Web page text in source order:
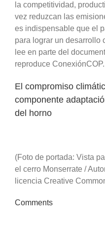
la competitividad,
vez reduzcan las
es indispensable que el
para lograr un desarrollo
lee en parte del
reproduce ConexiónCOP.
El compromiso
componente
del horno
(Foto de portada: Vista
el cerro Monserrate /
licencia Creative
Comments